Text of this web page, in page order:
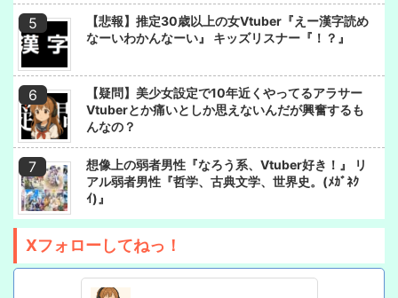
【悲報】推定30歳以上の女Vtuber『えー漢字読め
なーいわかんなーい』 キッズリスナー『！？』
【疑問】美少女設定で10年近くやってるアラサー
Vtuberとか痛いとしか思えないんだが興奮するも
んなの？
想像上の弱者男性『なろう系、Vtuber好き！』 リ
アル弱者男性『哲学、古典文学、世界史。(ﾒｶﾞﾈｸ
ｲ)』
Xフォローしてねっ！